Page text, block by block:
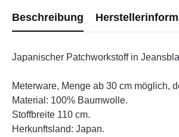
Beschreibung
Japanischer Patchworkstoff in
Meterware, Menge ab 30 cm möglich,
Material: 100% Baumwolle.
Stoffbreite 110 cm.
Herkunftsland: Japan.